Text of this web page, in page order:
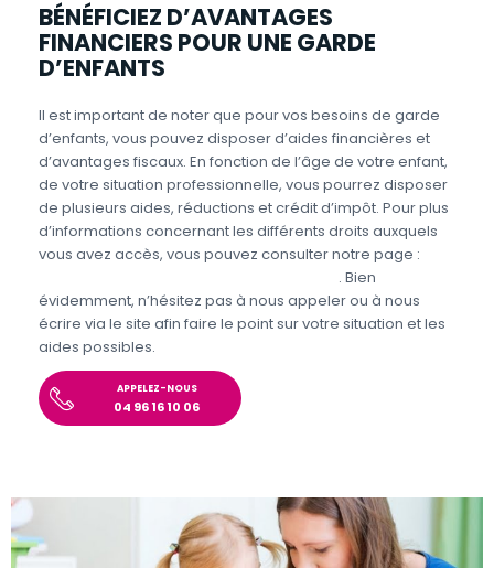
BÉNÉFICIEZ D’AVANTAGES
FINANCIERS POUR UNE GARDE
D’ENFANTS
Il est important de noter que pour vos besoins de garde
d’enfants, vous pouvez disposer d’aides financières et
d’avantages fiscaux. En fonction de l’âge de votre enfant,
de votre situation professionnelle, vous pourrez disposer
de plusieurs aides, réductions et crédit d’impôt. Pour plus
d’informations concernant les différents droits auxquels
vous avez accès, vous pouvez consulter notre page :
. Bien
évidemment, n’hésitez pas à nous appeler ou à nous
écrire via le site afin faire le point sur votre situation et les
aides possibles.
APPELEZ-NOUS
04 96 16 10 06